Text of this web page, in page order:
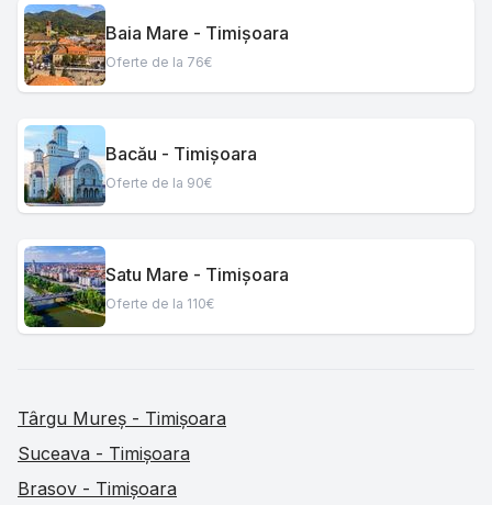
Baia Mare - Timișoara
Oferte de la 76€
Bacău - Timișoara
Oferte de la 90€
Satu Mare - Timișoara
Oferte de la 110€
Târgu Mureș - Timișoara
Suceava - Timișoara
Brasov - Timișoara